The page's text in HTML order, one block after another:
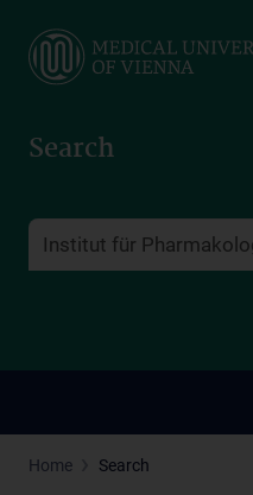
main
Search
Home Search